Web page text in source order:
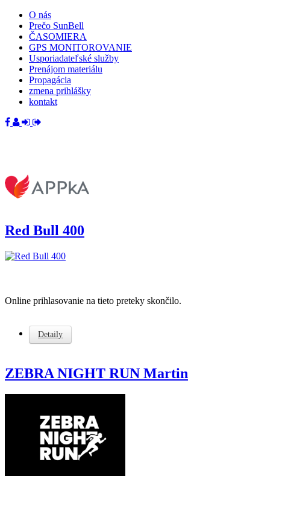
O nás
Prečo SunBell
ČASOMIERA
GPS MONITOROVANIE
Usporiadateľské služby
Prenájom materiálu
Propagácia
zmena prihlášky
kontakt
Red Bull 400
Online prihlasovanie na tieto preteky skončilo.
Detaily
ZEBRA NIGHT RUN Martin